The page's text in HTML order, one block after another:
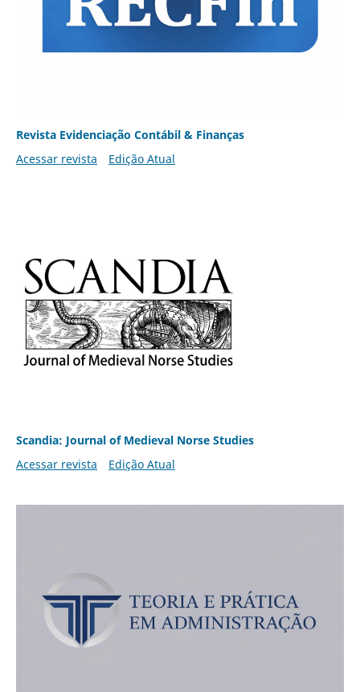
Revista Evidenciação Contábil & Finanças
Acessar revista
Edição Atual
Scandia: Journal of Medieval Norse Studies
Acessar revista
Edição Atual